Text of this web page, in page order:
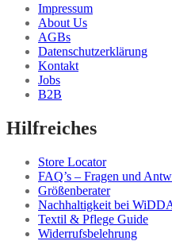
Impressum
About Us
AGBs
Datenschutzerklärung
Kontakt
Jobs
B2B
Hilfreiches
Store Locator
FAQ’s – Fragen und
Größenberater
Nachhaltigkeit bei
Textil & Pflege Guide
Widerrufsbelehrung